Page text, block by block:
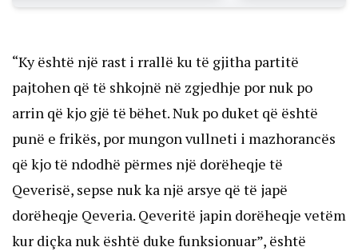
“Ky është një rast i rrallë ku të gjitha partitë
pajtohen që të shkojnë në zgjedhje por nuk po
arrin që kjo gjë të bëhet. Nuk po duket që është
punë e frikës, por mungon vullneti i mazhorancës
që kjo të ndodhë përmes një dorëheqje të
Qeverisë, sepse nuk ka një arsye që të japë
dorëheqje Qeveria. Qeveritë japin dorëheqje vetëm
kur diçka nuk është duke funksionuar”, është